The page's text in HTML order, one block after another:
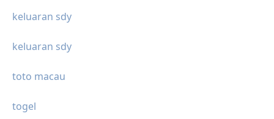
keluaran sdy
keluaran sdy
toto macau
togel